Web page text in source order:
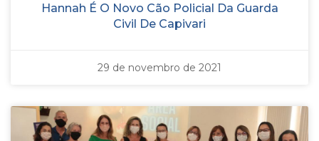
Hannah É O Novo Cão Policial Da Guarda
Civil De Capivari
29 de novembro de 2021